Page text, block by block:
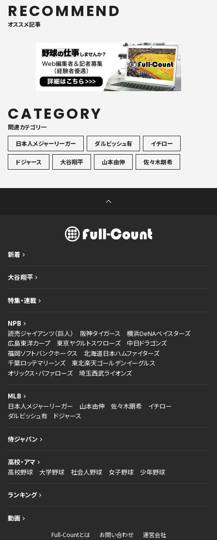
RECOMMEND
オススメ記事
CATEGORY
関連カテゴリ一
日本人メジャーリーガー
ダルビッシュ有 イチロー
ドジャース 大谷翔平 山本由伸 佐々木朗希
新着
大谷翔平
特集・連載
NPB
読売ジャイアンツ（巨人）
阪神タイガース
横浜DeNAベイスターズ
広島東洋カープ
東京ヤクルトスワローズ
中日ドラゴンズ
福岡ソフトバンクホークス
北海道日本ハムファイターズ
千葉ロッテマリーンズ
東北楽天ゴールデンイーグルス
オリックス・バファローズ
埼玉西武ライオンズ
MLB
日本人メジャーリーガー
山本由伸 佐々木朗希
イチロー
ダルビッシュ有
ドジャース
侍ジャパン
高校・アマ
高校野球
大学野球 社会人野球 女子野球 少年野球
ランキング
動画
Full-Countとは お問い合わせ 運営会社